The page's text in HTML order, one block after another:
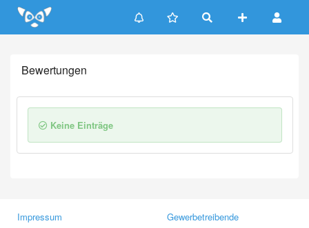
Update cookies preferences
Bewertungen
Keine Einträge
Impressum
Gewerbetreibende